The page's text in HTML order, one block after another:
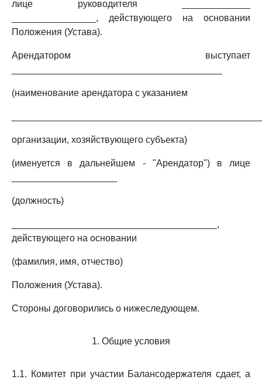
лице руководителя _____________
________________, действующего на основании
Положения (Устава).
Арендатором выступает
(наименование арендатора с указанием
организации, хозяйствующего субъекта)
(именуется в дальнейшем - "Арендатор") в лице
(должность)
_______________________________________,
действующего на основании
(фамилия, имя, отчество)
Положения (Устава).
Стороны договорились о нижеследующем.
1. Общие условия
1.1. Комитет при участии Балансодержателя сдает, а